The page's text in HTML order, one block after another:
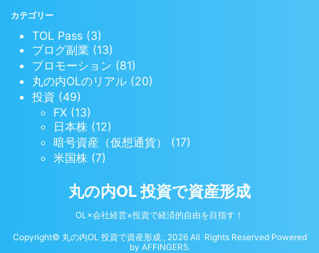
カテゴリー
TOL Pass (3)
ブログ副業 (13)
プロモーション (81)
丸の内OLのリアル (20)
投資 (49)
FX (13)
日本株 (12)
暗号資産（仮想通貨） (17)
米国株 (7)
丸の内OL 投資で資産形成
OL×会社経営×投資で経済的自由を目指す！
Copyright© 丸の内OL 投資で資産形成 , 2026 All Rights Reserved Powered
by AFFINGER5.